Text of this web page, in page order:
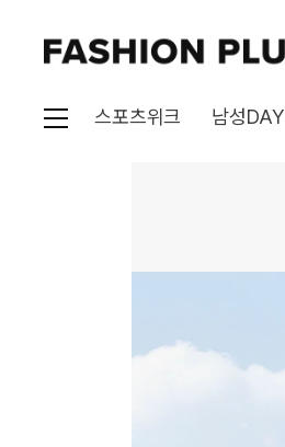
스포츠위크 남성DAY